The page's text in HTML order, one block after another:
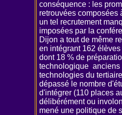
conséquence : les
retrouvées composées
un tel recrutement
imposées par la
Dijon a tout de même
en intégrant 162
dont 18 % de
technologique
technologies du
dépassé le nombre
d'intégrer (110 places
délibérément ou
mené une politique de